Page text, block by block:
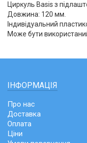
Циркуль Basis з
Довжина: 120 мм.
Індивідуальний
Може бути використаний
ІНФОРМАЦІЯ
Про нас
Доставка
Оплата
Ціни